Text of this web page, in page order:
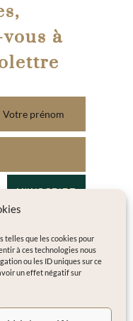
telles que les cookies pour
à ces technologies nous
ou les ID uniques sur ce
un effet négatif sur
à
M'INSCRIRE